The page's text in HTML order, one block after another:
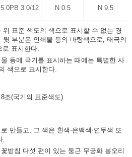
5.0PB 3.0/12 N 0.5 N 9.5
위 표준 색도의 색으로 표시할 수 없는 경
부분은 인쇄물 등의 바탕색으로, 태극의
로 표시한다.
등에 국기를 표시하는 때에는 특별한 사
색으로 표시한다.
조(국기의 표준색도)
만들고, 그 색은 흰색·은백색·연두색 또
.
받침 다섯 편이 있는 둥근 무궁화 봉오리